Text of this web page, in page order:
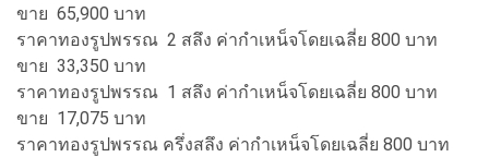
ขาย 65,900 บาท
ราคาทองรูปพรรณ 2 สลึง ค่ากำเหน็จโดยเฉลี่ย 800 บาท
ขาย 33,350 บาท
ราคาทองรูปพรรณ 1 สลึง ค่ากำเหน็จโดยเฉลี่ย 800 บาท
ขาย 17,075 บาท
ราคาทองรูปพรรณ ครึ่งสลึง ค่ากำเหน็จโดยเฉลี่ย 800 บาท